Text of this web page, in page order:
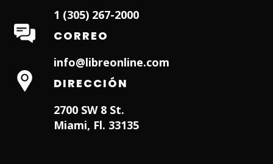
1 (305) 267-2000
CORREO
info@libreonline.com
DIRECCIÓN
2700 SW 8 St.
Miami, Fl. 33135